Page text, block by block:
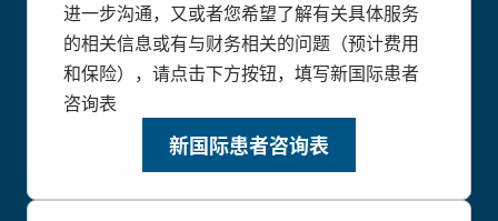
进一步沟通，又或者您希望了解有关具体服务
的相关信息或有与财务相关的问题（预计费用
和保险），请点击下方按钮，填写新国际患者
咨询表
新国际患者咨询表